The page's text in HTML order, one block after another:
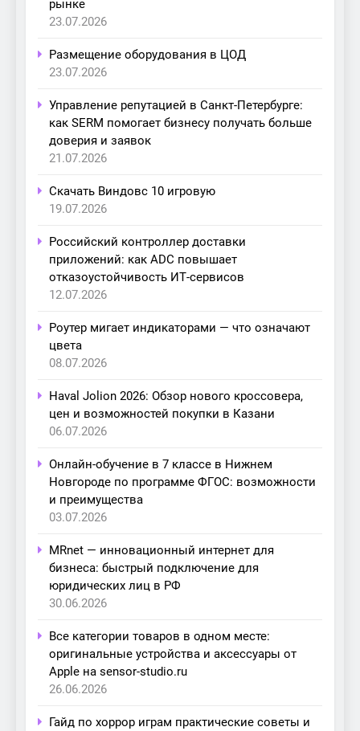
рынке
23.07.2026
Размещение оборудования в ЦОД
23.07.2026
Управление репутацией в Санкт-Петербурге:
как SERM помогает бизнесу получать больше
доверия и заявок
21.07.2026
Скачать Виндовс 10 игровую
19.07.2026
Российский контроллер доставки
приложений: как ADC повышает
отказоустойчивость ИТ-сервисов
12.07.2026
Роутер мигает индикаторами — что означают
цвета
08.07.2026
Haval Jolion 2026: Обзор нового кроссовера,
цен и возможностей покупки в Казани
06.07.2026
Онлайн-обучение в 7 классе в Нижнем
Новгороде по программе ФГОС: возможности
и преимущества
03.07.2026
MRnet — инновационный интернет для
бизнеса: быстрый подключение для
юридических лиц в РФ
30.06.2026
Все категории товаров в одном месте:
оригинальные устройства и аксессуары от
Apple на sensor-studio.ru
26.06.2026
Гайд по хоррор играм практические советы и